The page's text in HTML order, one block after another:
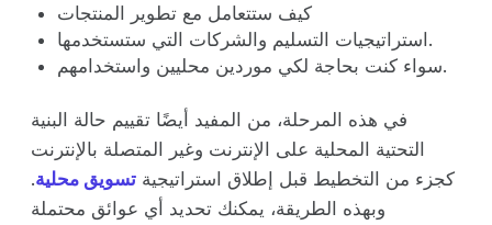
كيف ستتعامل مع تطوير المنتجات
استراتيجيات التسليم والشركات التي ستستخدمها.
سواء كنت بحاجة لكي موردين محليين واستخدامهم.
في هذه المرحلة، من المفيد أيضًا تقييم حالة البنية
التحتية المحلية على الإنترنت وغير المتصلة بالإنترنت
كجزء من التخطيط قبل إطلاق استراتيجية تسويق محلية.
وبهذه الطريقة، يمكنك تحديد أي عوائق محتملة